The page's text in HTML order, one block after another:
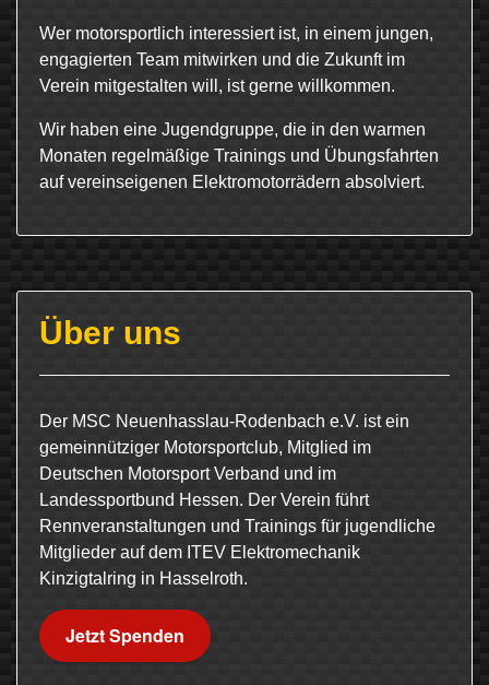
Wer motorsportlich interessiert ist, in einem jungen,
engagierten Team mitwirken und die Zukunft im
Verein mitgestalten will, ist gerne willkommen.
Wir haben eine Jugendgruppe, die in den warmen
Monaten regelmäßige Trainings und Übungsfahrten
auf vereinseigenen Elektromotorrädern absolviert.
Über uns
Der MSC Neuenhasslau-Rodenbach e.V. ist ein
gemeinnütziger Motorsportclub, Mitglied im
Deutschen Motorsport Verband und im
Landessportbund Hessen. Der Verein führt
Rennveranstaltungen und Trainings für jugendliche
Mitglieder auf dem ITEV Elektromechanik
Kinzigtalring in Hasselroth.
Jetzt Spenden